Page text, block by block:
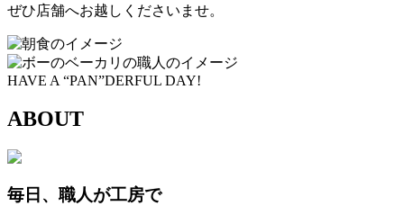
ぜひ店舗へお越しくださいませ。
HAVE A “PAN”DERFUL DAY!
ABOUT
毎日、職人が工房で